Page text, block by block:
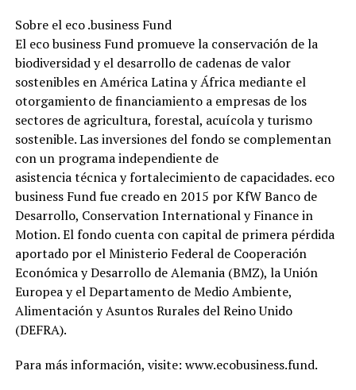
Sobre el eco .business Fund
El eco business Fund promueve la conservación de la
biodiversidad y el desarrollo de cadenas de valor
sostenibles en América Latina y África mediante el
otorgamiento de financiamiento a empresas de los
sectores de agricultura, forestal, acuícola y turismo
sostenible. Las inversiones del fondo se complementan
con un programa independiente de
asistencia técnica y fortalecimiento de capacidades. eco
business Fund fue creado en 2015 por KfW Banco de
Desarrollo, Conservation International y Finance in
Motion. El fondo cuenta con capital de primera pérdida
aportado por el Ministerio Federal de Cooperación
Económica y Desarrollo de Alemania (BMZ), la Unión
Europea y el Departamento de Medio Ambiente,
Alimentación y Asuntos Rurales del Reino Unido
(DEFRA).
Para más información, visite: www.ecobusiness.fund.